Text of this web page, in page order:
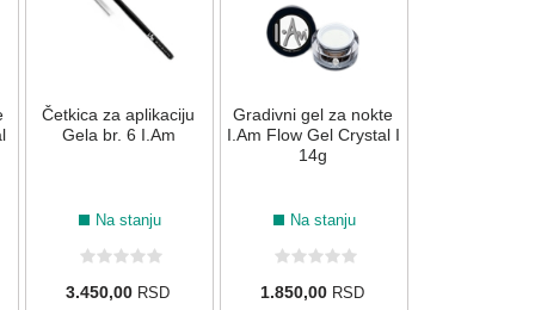
Četkica za aplikaciju
Gela br. 6 I.Am
Na stanju
3.450,00 RSD
Gradivni gel za nokte
I.Am Flow Gel Crystal I
14g
Na stanju
1.850,00 RSD